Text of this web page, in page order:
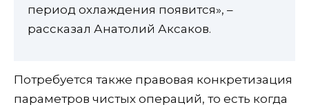
период охлаждения появится», –
рассказал Анатолий Аксаков.
Потребуется также правовая конкретизация
параметров чистых операций, то есть когда